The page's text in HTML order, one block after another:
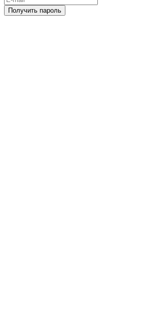
Получить пароль